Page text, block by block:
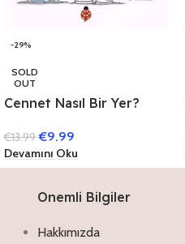
-29%
SOLD
OUT
Cennet Nasıl Bir Yer?
€13.99 €9.99
Devamını Oku
Onemli Bilgiler
Hakkımızda